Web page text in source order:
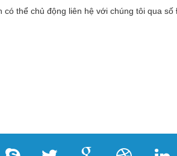
thể chủ động liên hệ với chúng tôi qua